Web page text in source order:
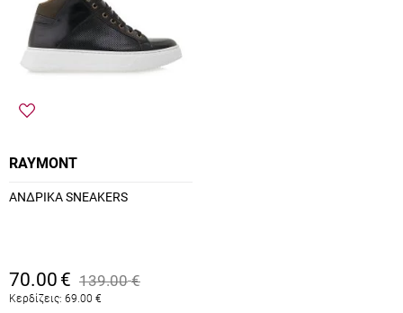
RAYMONT
ΑΝΔΡΙΚΑ SNEAKERS
70.00 € 139.00 €
Κερδίζεις: 69.00 €